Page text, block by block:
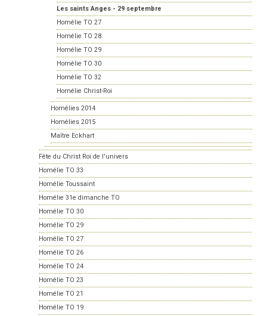
Les saints Anges - 29 septembre
Homélie TO 27
Homélie TO 28
Homélie TO 29
Homélie TO 30
Homélie TO 32
Homélie Christ-Roi
Homélies 2014
Homélies 2015
Maître Eckhart
Fête du Christ Roi de l'univers
Homélie TO 33
Homélie Toussaint
Homélie 31e dimanche TO
Homélie TO 30
Homélie TO 29
Homélie TO 27
Homélie TO 26
Homélie TO 24
Homélie TO 23
Homélie TO 21
Homélie TO 19